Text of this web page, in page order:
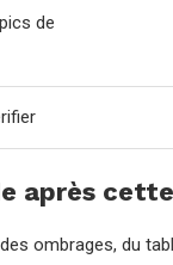
de
après
ombrages, du